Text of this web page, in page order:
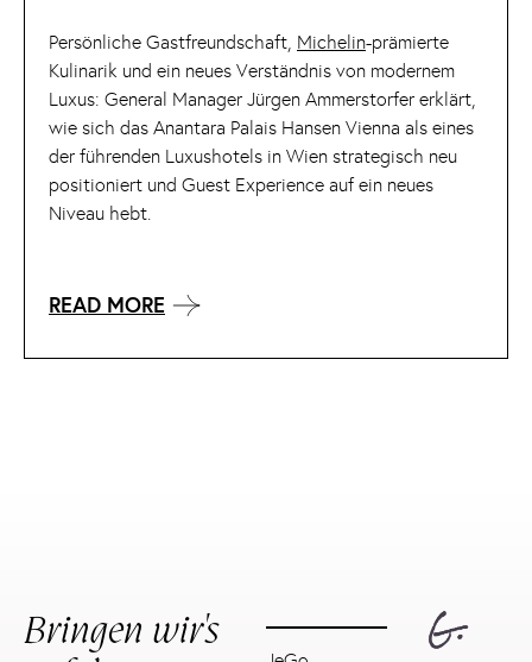
Persönliche Gastfreundschaft, Michelin-prämierte
Kulinarik und ein neues Verständnis von modernem
Luxus: General Manager Jürgen Ammerstorfer erklärt,
wie sich das Anantara Palais Hansen Vienna als eines
der führenden Luxushotels in Wien strategisch neu
positioniert und Guest Experience auf ein neues
Niveau hebt.
READ MORE
Bringen wir's